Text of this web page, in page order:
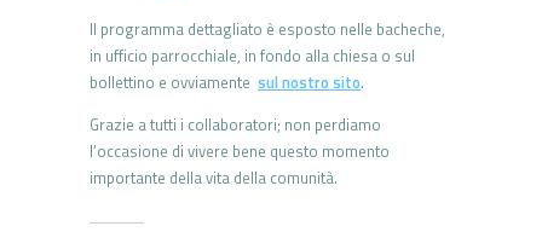
Il programma dettagliato è esposto nelle bacheche,
in ufficio parrocchiale, in fondo alla chiesa o sul
bollettino e ovviamente sul nostro sito.
Grazie a tutti i collaboratori; non perdiamo
l’occasione di vivere bene questo momento
importante della vita della comunità.